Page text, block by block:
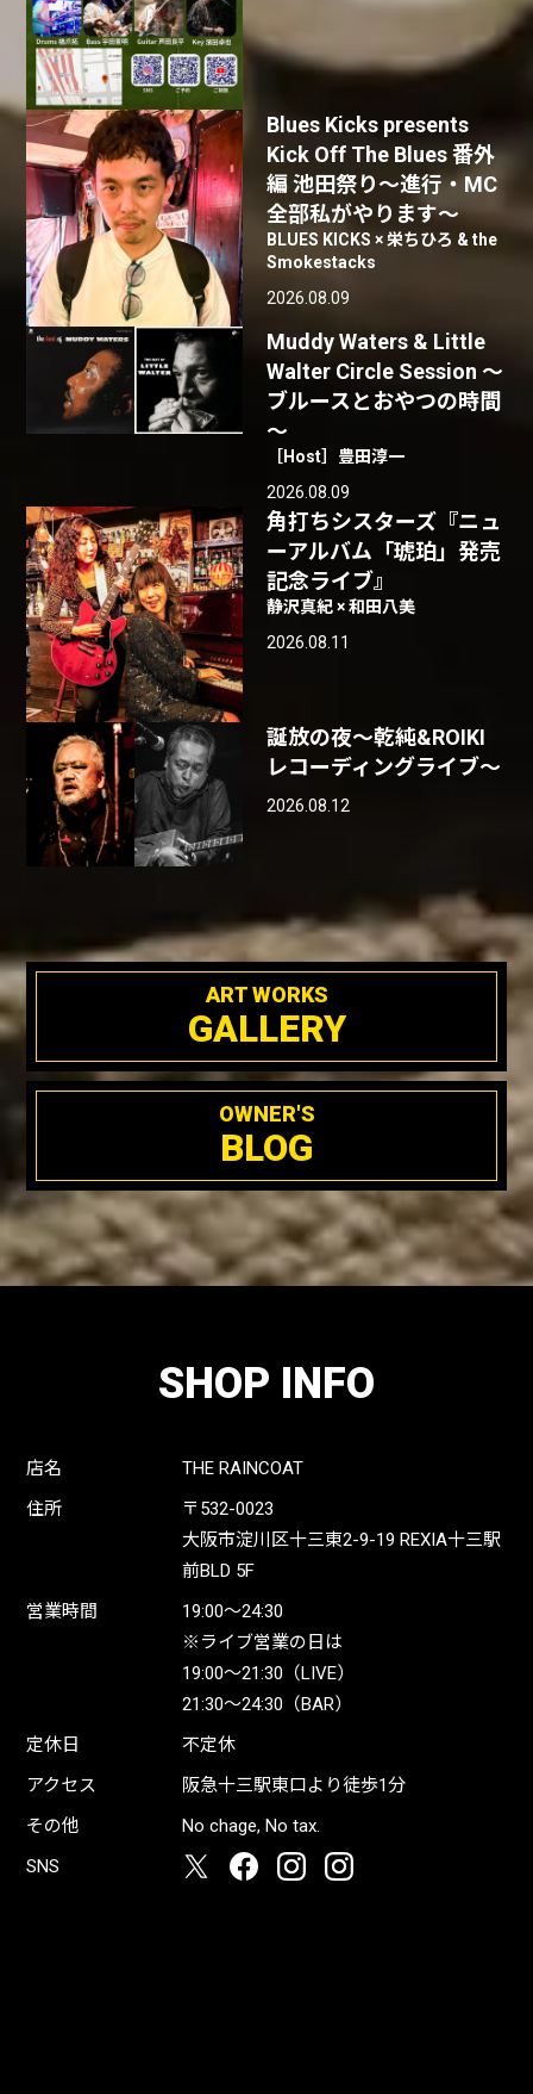
Blues Kicks presents
Kick Off The Blues 番外
編 池田祭り〜進行・MC
全部私がやります〜
BLUES KICKS × 栄ちひろ & the
Smokestacks
2026.08.09
Muddy Waters & Little
Walter Circle Session ～
ブルースとおやつの時間
～
［Host］豊田淳一
2026.08.09
角打ちシスターズ『ニュ
ーアルバム「琥珀」発売
記念ライブ』
静沢真紀 × 和田八美
2026.08.11
誕放の夜〜乾純&ROIKI
レコーディングライブ〜
2026.08.12
ART WORKS
GALLERY
OWNER'S
BLOG
SHOP INFO
店名
THE RAINCOAT
住所
〒532-0023
大阪市淀川区十三東2-9-19 REXIA十三駅
前BLD 5F
営業時間
19:00〜24:30
※ライブ営業の日は
19:00〜21:30（LIVE）
21:30〜24:30（BAR）
定休日
不定休
アクセス
阪急十三駅東口より徒歩1分
その他
No chage, No tax.
SNS